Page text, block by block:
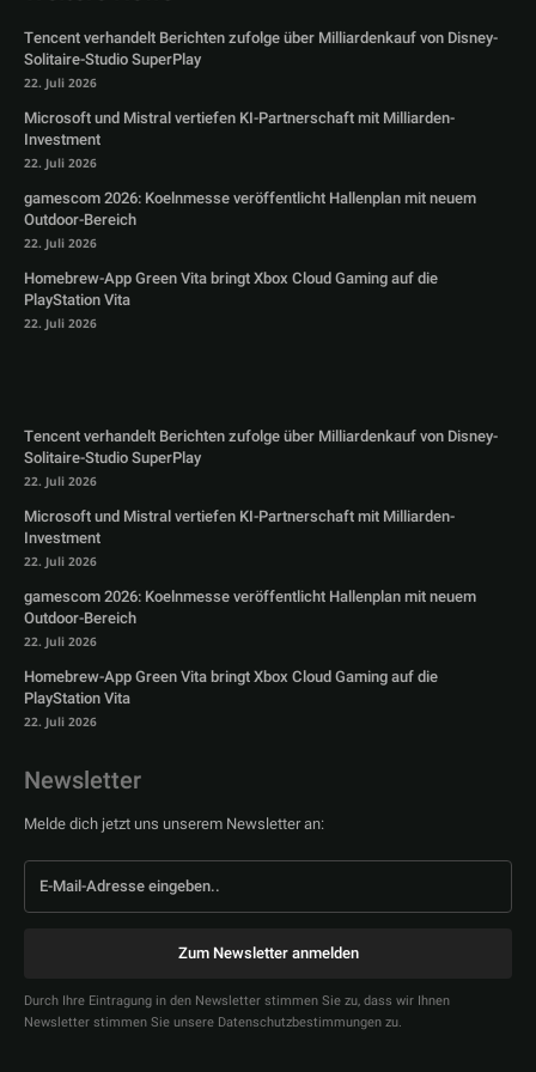
Tencent verhandelt Berichten zufolge über Milliardenkauf von Disney-
Solitaire-Studio SuperPlay
22. Juli 2026
Microsoft und Mistral vertiefen KI-Partnerschaft mit Milliarden-
Investment
22. Juli 2026
gamescom 2026: Koelnmesse veröffentlicht Hallenplan mit neuem
Outdoor-Bereich
22. Juli 2026
Homebrew-App Green Vita bringt Xbox Cloud Gaming auf die
PlayStation Vita
22. Juli 2026
Tencent verhandelt Berichten zufolge über Milliardenkauf von Disney-
Solitaire-Studio SuperPlay
22. Juli 2026
Microsoft und Mistral vertiefen KI-Partnerschaft mit Milliarden-
Investment
22. Juli 2026
gamescom 2026: Koelnmesse veröffentlicht Hallenplan mit neuem
Outdoor-Bereich
22. Juli 2026
Homebrew-App Green Vita bringt Xbox Cloud Gaming auf die
PlayStation Vita
22. Juli 2026
Newsletter
Melde dich jetzt uns unserem Newsletter an:
Zum Newsletter anmelden
Durch Ihre Eintragung in den Newsletter stimmen Sie zu, dass wir Ihnen
Newsletter stimmen Sie unsere Datenschutzbestimmungen zu.